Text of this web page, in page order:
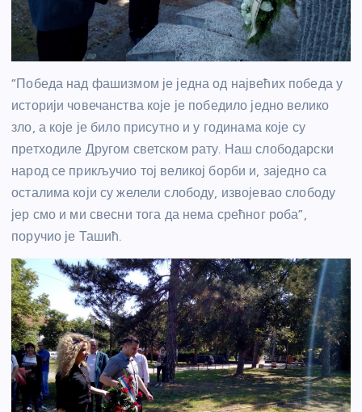
“Победа над фашизмом је једна од највећих победа у
историји човечанства које је победило једно велико
зло, а које је било присутно и у годинама које су
претходиле Другом светском рату. Наш слободарски
народ се прикључио тој великој борби и, заједно са
осталима који су желели слободу, извојевао слободу
јер смо и ми свесни тога да нема срећног роба”,
поручио је Ташић.